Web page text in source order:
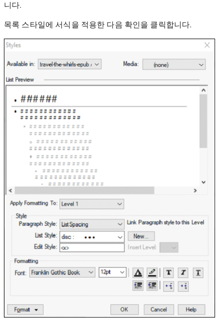
니다.
목록 스타일에 서식을 적용한 다음 확인을 클릭합니다.